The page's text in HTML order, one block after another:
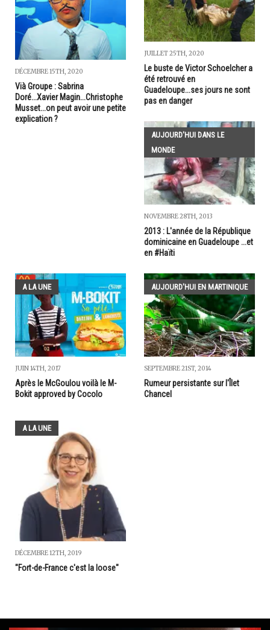
DÉCEMBRE 15TH, 2020
Vià Groupe : Sabrina
Doré...Xavier Magin...Christophe
Musset...on peut avoir une petite
explication ?
JUILLET 25TH, 2020
Le buste de Victor Schoelcher a
été retrouvé en
Guadeloupe...ses jours ne sont
pas en danger
AUJOURD'HUI DANS LE
MONDE
NOVEMBRE 28TH, 2013
2013 : L'année de la République
dominicaine en Guadeloupe ...et
en #Haïti
A LA UNE
JUIN 14TH, 2017
Après le McGoulou voilà le M-
Bokit approved by Cocolo
AUJOURD'HUI EN MARTINIQUE
SEPTEMBRE 21ST, 2014
Rumeur persistante sur l'Îlet
Chancel
A LA UNE
DÉCEMBRE 12TH, 2019
"Fort-de-France c'est la loose"